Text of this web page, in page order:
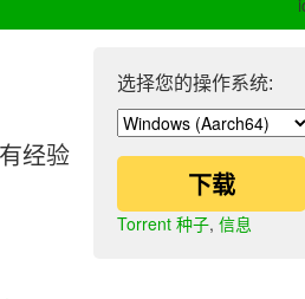
选择您的操作系统:
下载
Torrent 种子, 信息
经验